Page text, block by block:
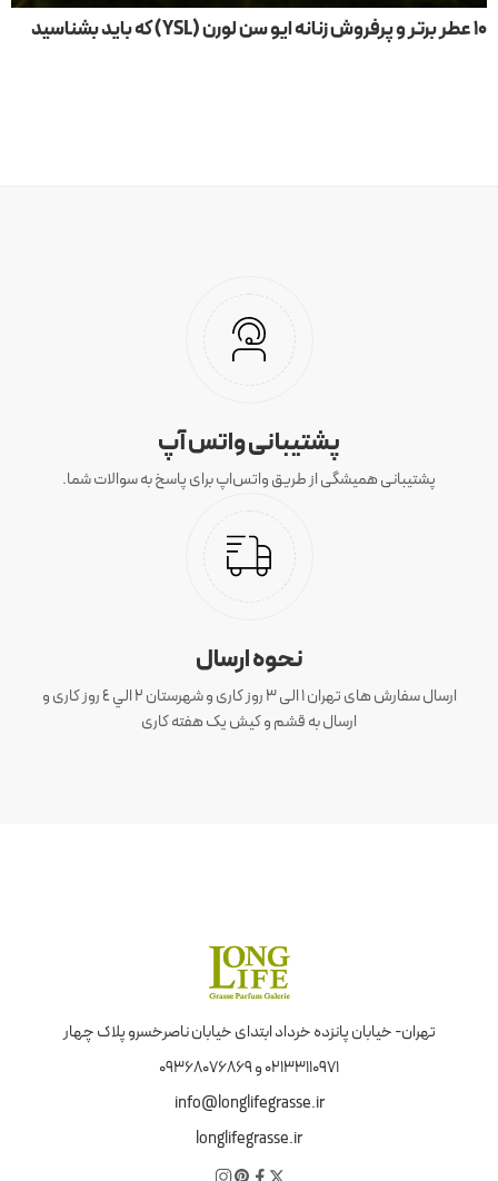
۱۰ عطر برتر و پرفروش زنانه ایو سن لورن (YSL) که باید بشناسید
پشتیبانی واتس آپ
پشتیبانی همیشگی از طریق واتس‌اپ برای پاسخ به سوالات شما.
نحوه ارسال
ارسال سفارش های تهران 1 الی 3 روز کاری و شهرستان ٢ الي ٤ روز کاری و
ارسال به قشم و کیش یک هفته کاری
تهران- خیابان پانزده خرداد ابتدای خیابان ناصرخسرو پلاک چهار
02133110971 و 09368076869
info@longlifegrasse.ir
longlifegrasse.ir